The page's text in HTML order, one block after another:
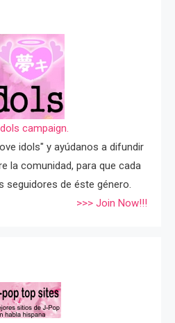
campaign.
idols" y ayúdanos a difundir
la comunidad, para que cada
de éste género.
>>> Join Now!!!